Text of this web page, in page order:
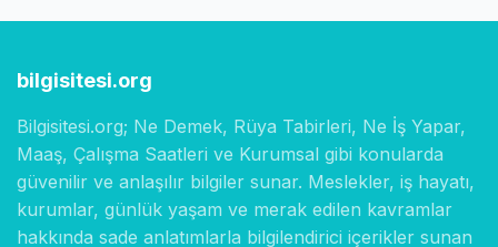
bilgisitesi.org
Bilgisitesi.org; Ne Demek, Rüya Tabirleri, Ne İş Yapar,
Maaş, Çalışma Saatleri ve Kurumsal gibi konularda
güvenilir ve anlaşılır bilgiler sunar. Meslekler, iş hayatı,
kurumlar, günlük yaşam ve merak edilen kavramlar
hakkında sade anlatımlarla bilgilendirici içerikler sunan